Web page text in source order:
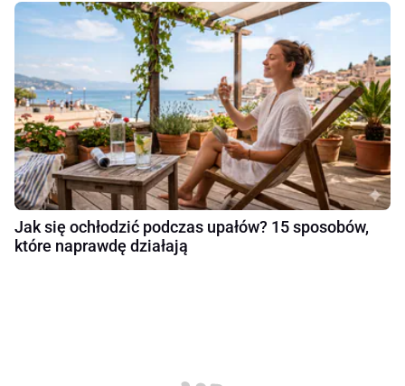
Jak się ochłodzić podczas upałów? 15 sposobów,
które naprawdę działają